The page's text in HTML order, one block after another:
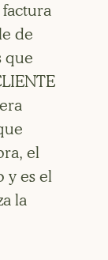
factura
de
que
el
y es el
la